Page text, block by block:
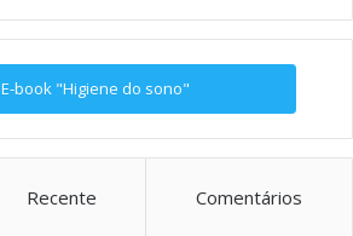
E-book "Higiene do sono"
Recente Comentários